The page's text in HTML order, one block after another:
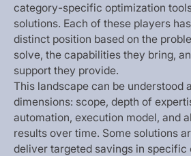
category-specific optimization tool
solutions. Each of these players has
distinct position based on the proble
solve, the capabilities they bring, an
support they provide.
This landscape can be understood a
dimensions: scope, depth of experti
automation, execution model, and a
results over time. Some solutions ar
deliver targeted savings in specific